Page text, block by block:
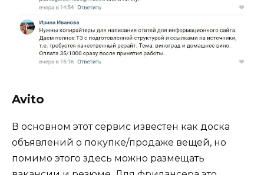
Avito
В основном этот сервис известен как доска
объявлений о покупке/продаже вещей, но
помимо этого здесь можно размещать